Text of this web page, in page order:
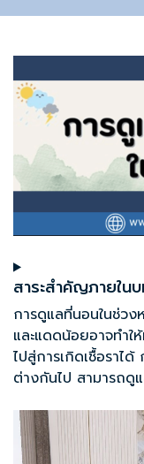
สาระสำคัญภายใน
การดูแลที่นอนในช่ว
และแดดน้อยอาจทำใ
ไปสู่การเกิดเชื้อราไ
ต่างกันไป สามารถดู